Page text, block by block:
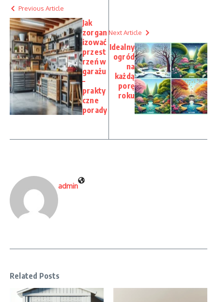
Previous Article
Jak
zorgan
izować
przest
rzeń w
garażu
–
prakty
czne
porady
Next Article
Idealny
ogród
na
każdą
porę
roku
admin
Related Posts